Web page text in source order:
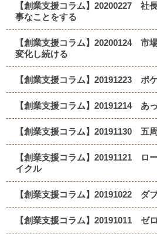
【創業支援コラム】20200227 社
事なことをする
【創業支援コラム】20200124 市
変化し続ける
【創業支援コラム】20191223 ポ
【創業支援コラム】20191214 あ
【創業支援コラム】20191130 五
【創業支援コラム】20191121 ロ
イクル
【創業支援コラム】20191022 ダ
【創業支援コラム】20191011 ゼ